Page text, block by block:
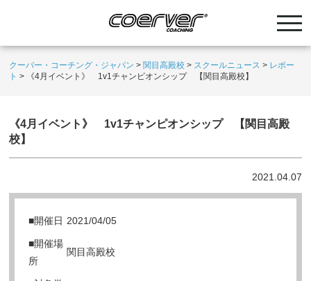
クーバー・コーチング・ジャパン > 関目高殿校 > スクールニュース > レポー
ト > 《4月イベント》 1v1チャンピオンシップ 【関目高殿校】
《4月イベント》 1v1チャンピオンシップ 【関目高殿
校】
2021.04.07
■開催日 2021/04/05
■開催場
所
関目高殿校